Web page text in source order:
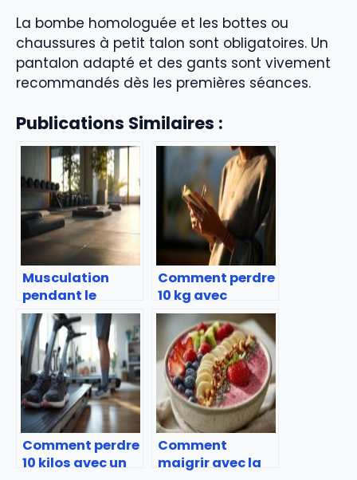
La bombe homologuée et les bottes ou
chaussures à petit talon sont obligatoires. Un
pantalon adapté et des gants sont vivement
recommandés dès les premières séances.
Publications Similaires :
Musculation
pendant le
ramadan :
comment
progresser ?
Comment perdre
10 kg avec
l’hypnose ?
Comment perdre
10 kilos avec un
Comment
maigrir avec la